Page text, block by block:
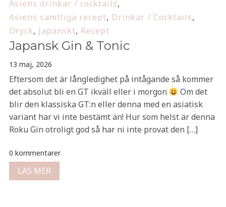
Asiens drinkar / cocktails,
Asiens samtliga recept, Drinkar / Cocktails,
Dryck, Japanskt, Recept
Japansk Gin & Tonic
13 maj, 2026
Eftersom det är långledighet på intågande så kommer
det absolut bli en GT ikväll eller i morgon
Om det
blir den klassiska GT:n eller denna med en asiatisk
variant har vi inte bestämt än! Hur som helst är denna
Roku Gin otroligt god så har ni inte provat den […]
0 kommentarer
LÄS MER